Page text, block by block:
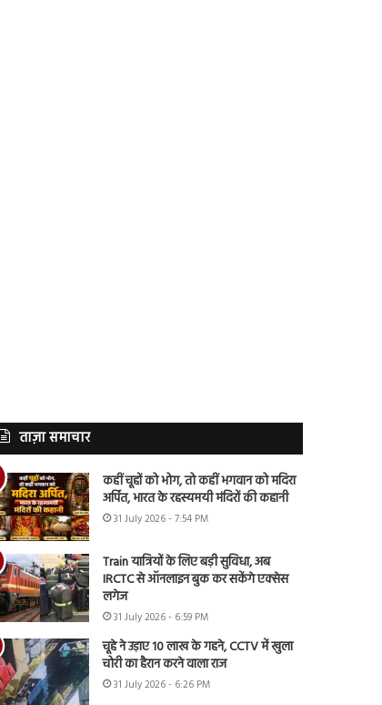
ताज़ा समाचार
कहीं चूहों को भोग, तो कहीं भगवान को मदिरा
अर्पित, भारत के रहस्यमयी मंदिरों की कहानी
31 July 2026 - 7:54 PM
Train यात्रियों के लिए बड़ी सुविधा, अब
IRCTC से ऑनलाइन बुक कर सकेंगे एक्सेस
लगेज
31 July 2026 - 6:59 PM
चूहे ने उड़ाए 10 लाख के गहने, CCTV में खुला
चोरी का हैरान करने वाला राज
31 July 2026 - 6:26 PM